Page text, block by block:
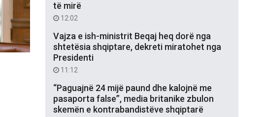
të mirë
12:02
Vajza e ish-ministrit Beqaj heq dorë nga
shtetësia shqiptare, dekreti miratohet nga
Presidenti
11:12
“Paguajnë 24 mijë paund dhe kalojnë me
pasaporta false”, media britanike zbulon
skemën e kontrabandistëve shqiptarë